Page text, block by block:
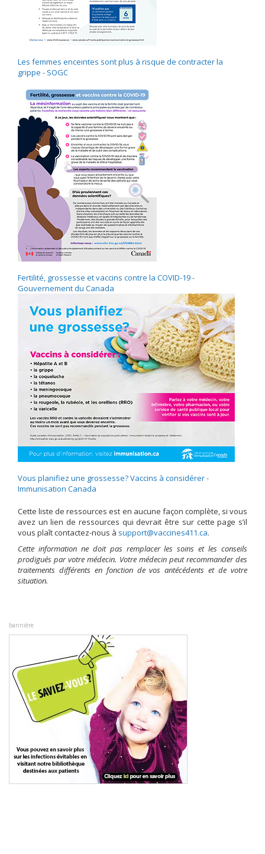
Les femmes enceintes sont plus à risque de contracter la
grippe - SOGC
Fertilité, grossesse et vaccins contre la COVID-19 -
Gouvernement du Canada
Vous planifiez une grossesse? Vaccins à considérer -
Immunisation Canada
Cette liste de ressources est en aucune façon complète, si vous
avez un lien de ressources qui devrait être sur cette page s’il
vous plaît contactez-nous à ac.114seniccav@troppus.
Cette information ne doit pas remplacer les soins et les conseils
prodigués par votre médecin. Votre médecin peut recommander des
traitements différents en fonction de vos antécédents et de votre
situation.
bannière